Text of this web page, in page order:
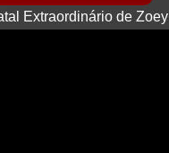
Extraordinário de Zoey